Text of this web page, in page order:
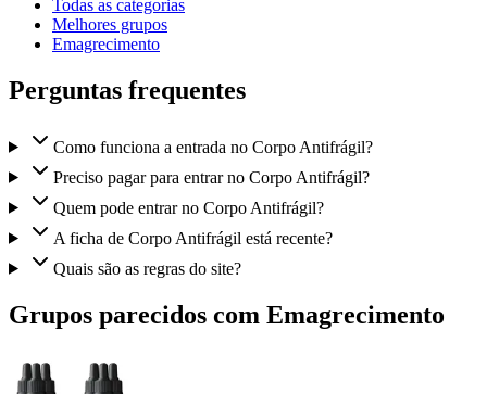
Todas as categorias
Melhores grupos
Emagrecimento
Perguntas frequentes
Como funciona a entrada no Corpo Antifrágil?
Preciso pagar para entrar no Corpo Antifrágil?
Quem pode entrar no Corpo Antifrágil?
A ficha de Corpo Antifrágil está recente?
Quais são as regras do site?
Grupos parecidos com Emagrecimento